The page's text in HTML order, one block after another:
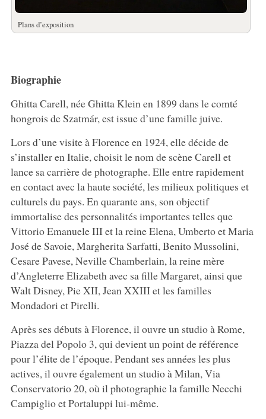
Plans d’exposition
Biographie
Ghitta Carell, née Ghitta Klein en 1899 dans le comté
hongrois de Szatmár, est issue d’une famille juive.
Lors d’une visite à Florence en 1924, elle décide de
s’installer en Italie, choisit le nom de scène Carell et
lance sa carrière de photographe. Elle entre rapidement
en contact avec la haute société, les milieux politiques et
culturels du pays. En quarante ans, son objectif
immortalise des personnalités importantes telles que
Vittorio Emanuele III et la reine Elena, Umberto et Maria
José de Savoie, Margherita Sarfatti, Benito Mussolini,
Cesare Pavese, Neville Chamberlain, la reine mère
d’Angleterre Elizabeth avec sa fille Margaret, ainsi que
Walt Disney, Pie XII, Jean XXIII et les familles
Mondadori et Pirelli.
Après ses débuts à Florence, il ouvre un studio à Rome,
Piazza del Popolo 3, qui devient un point de référence
pour l’élite de l’époque. Pendant ses années les plus
actives, il ouvre également un studio à Milan, Via
Conservatorio 20, où il photographie la famille Necchi
Campiglio et Portaluppi lui-même.